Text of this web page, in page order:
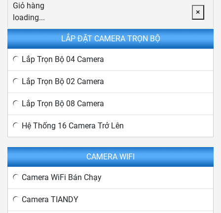
×
Giỏ hàng
loading...
LẮP ĐẶT CAMERA TRỌN BỘ
Lắp Trọn Bộ 04 Camera
Lắp Trọn Bộ 02 Camera
Lắp Trọn Bộ 08 Camera
Hệ Thống 16 Camera Trở Lên
CAMERA WIFI
Camera WiFi Bán Chạy
Camera TIANDY